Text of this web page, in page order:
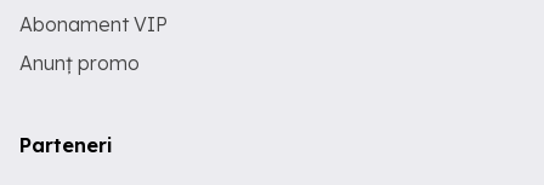
Abonament VIP
Anunț promo
Parteneri